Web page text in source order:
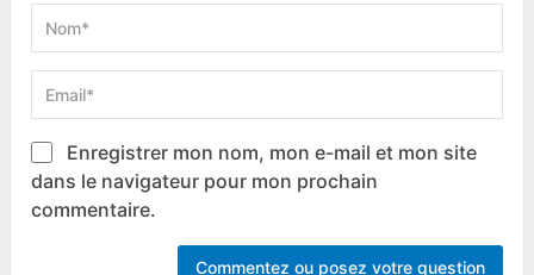
Enregistrer mon nom, mon e-mail et mon site
dans le navigateur pour mon prochain
commentaire.